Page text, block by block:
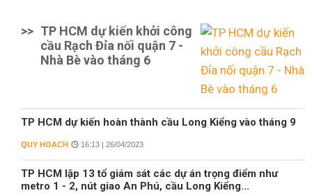
>> TP HCM dự kiến khởi công
cầu Rạch Đỉa nối quận 7 -
Nhà Bè vào tháng 6
TP HCM dự kiến hoàn thành cầu Long Kiểng vào tháng 9
QUY HOẠCH 16:13 | 26/04/2023
TP HCM lập 13 tổ giám sát các dự án trọng điểm như
metro 1 - 2, nút giao An Phú, cầu Long Kiểng...